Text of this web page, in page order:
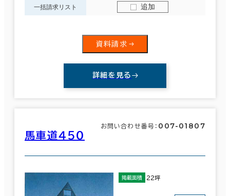
一括請求リスト 追加
資料請求
詳細を見る
馬車道４５０
お問い合わせ番号： 007-01807
掲載面積 22坪